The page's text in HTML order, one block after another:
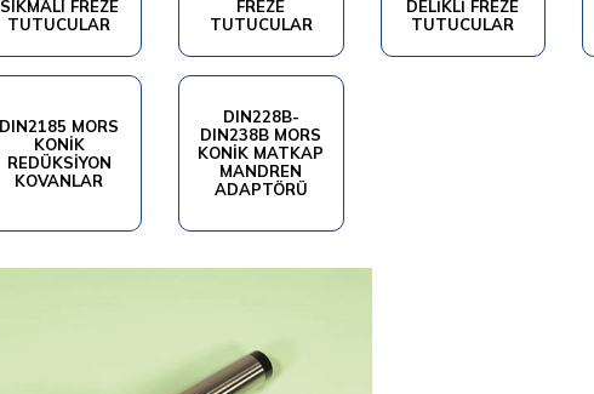
SIKMALI FREZE
TUTUCULAR
FREZE
TUTUCULAR
DELIKLI FREZE
TUTUCULAR
DIN2185 MORS
KONIK
REDÜKSIYON
KOVANLAR
DIN228B-
DIN238B MORS
KONIK MATKAP
MANDREN
ADAPTÖRÜ